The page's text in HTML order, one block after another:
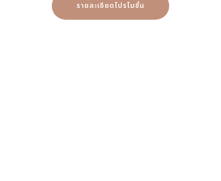
รายละเอียดโปรโมชั่น